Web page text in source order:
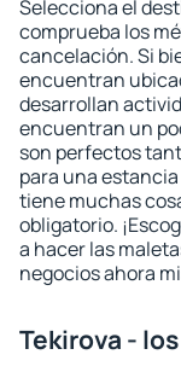
Selecciona el
comprueba los
cancelación. Si
encuentran
desarrollan
encuentran un
son perfectos
para una
tiene muchas
obligatorio.
a hacer las
negocios ahora
Tekirova -